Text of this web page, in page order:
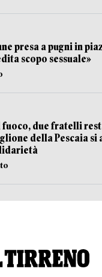
presa a pugni in
scopo sessuale»
fuoco, due fratelli
della Pescaia si